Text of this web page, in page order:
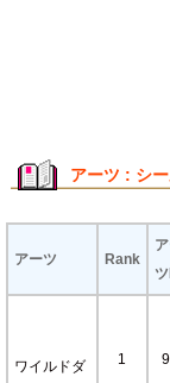
アーツ : シ
アーツ Rank
ワイルドダ
1